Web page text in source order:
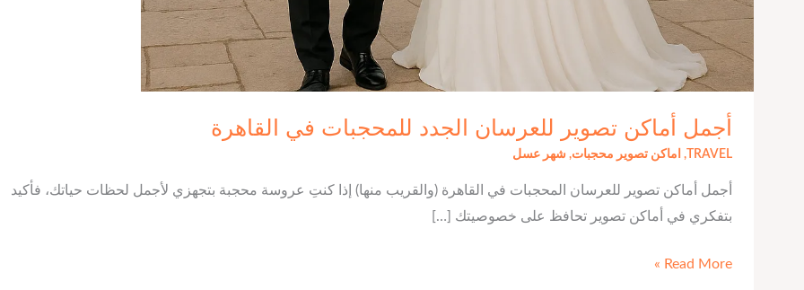
أجمل أماكن تصوير للعرسان الجدد للمحجبات في القاهرة
TRAVEL
, اماكن تصوير محجبات, شهر عسل
أجمل أماكن تصوير للعرسان المحجبات في القاهرة (والقريب منها) إذا كنتِ عروسة محجبة بتجهزي لأجمل لحظات حياتك، فأكيد
بتفكري في أماكن تصوير تحافظ على خصوصيتك […]
Read More »